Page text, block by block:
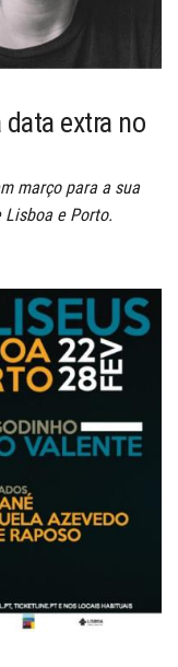
extra no
março para a sua
Lisboa e Porto.